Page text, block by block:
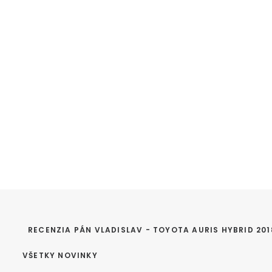
RECENZIA PÁN VLADISLAV - TOYOTA AURIS HYBRID
VŠETKY NOVINKY